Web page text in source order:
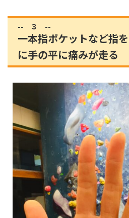
-- ３ --
一本指ポケットなど指
に手の平に痛みが走る